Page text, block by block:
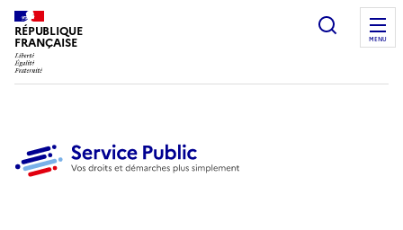
RÉPUBLIQUE
FRANÇAISE
Ouvrir
MENU